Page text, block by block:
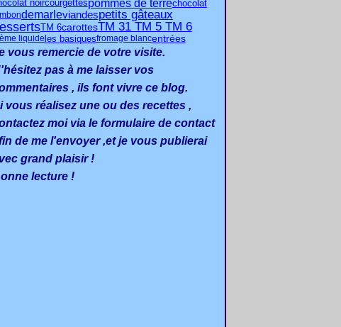
noircourgettespommes de terrechocolat
demarleviandespetits gâteaux
TM 6carottesTM 31 TM 5 TM 6
liquideles basiquesfromage blancentrées
vous remercie de votre visite.
pas à me laisser vos
, ils font vivre ce blog.
vous réalisez une ou des recettes ,
moi via le formulaire de contact
de me l'envoyer ,et je vous publierai
grand plaisir !
lecture !